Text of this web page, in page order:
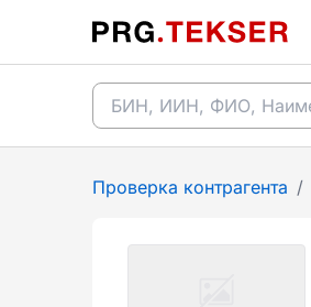
Проверка контрагента /